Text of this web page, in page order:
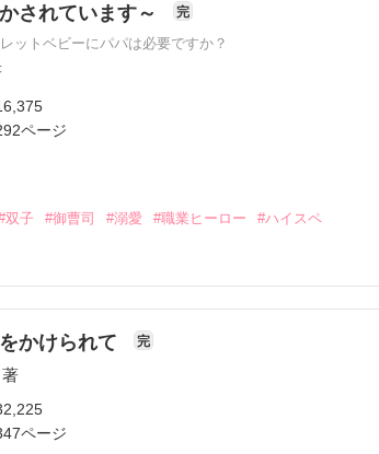
としなさいと言われてきたけれど、大切な存在を守
あって......？
トーリー＊
作品を読む
されています～
完
ットベビーにパパは必要ですか？
ページ
双子 #御曹司 #溺愛 #職業ヒーロー #ハイスペ
すか？
かけられて 完
著
ページ